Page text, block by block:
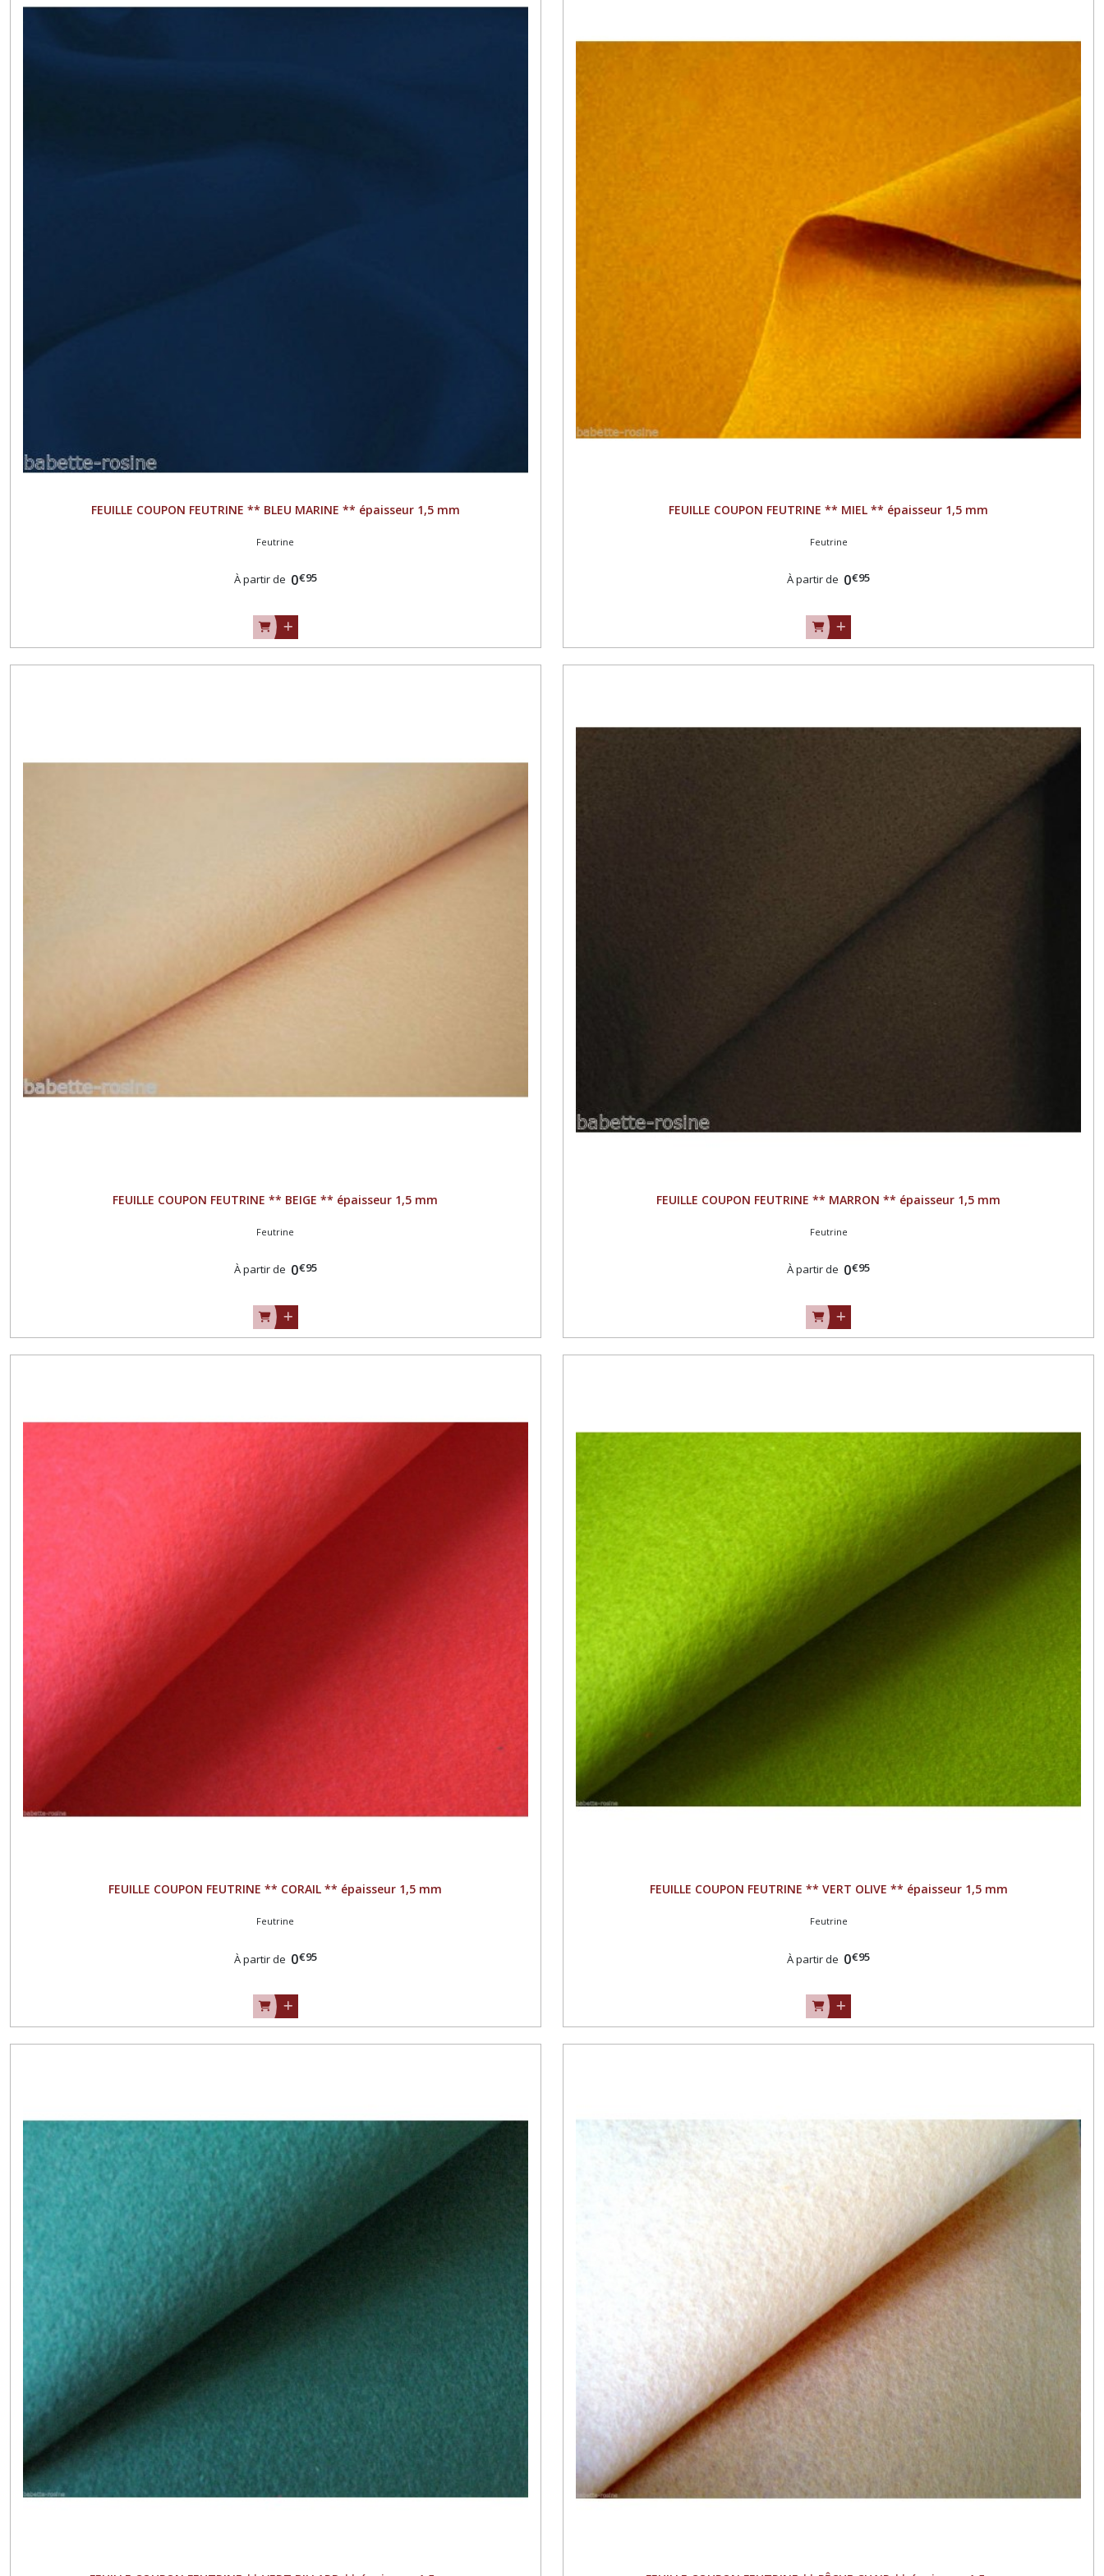
FEUILLE COUPON FEUTRINE ** BLEU MARINE ** épaisseur 1,5 mm
Feutrine
À partir de 0€95
FEUILLE COUPON FEUTRINE ** MIEL ** épaisseur 1,5 mm
Feutrine
À partir de 0€95
FEUILLE COUPON FEUTRINE ** BEIGE ** épaisseur 1,5 mm
Feutrine
À partir de 0€95
FEUILLE COUPON FEUTRINE ** MARRON ** épaisseur 1,5 mm
Feutrine
À partir de 0€95
FEUILLE COUPON FEUTRINE ** CORAIL ** épaisseur 1,5 mm
Feutrine
À partir de 0€95
FEUILLE COUPON FEUTRINE ** VERT OLIVE ** épaisseur 1,5 mm
Feutrine
À partir de 0€95